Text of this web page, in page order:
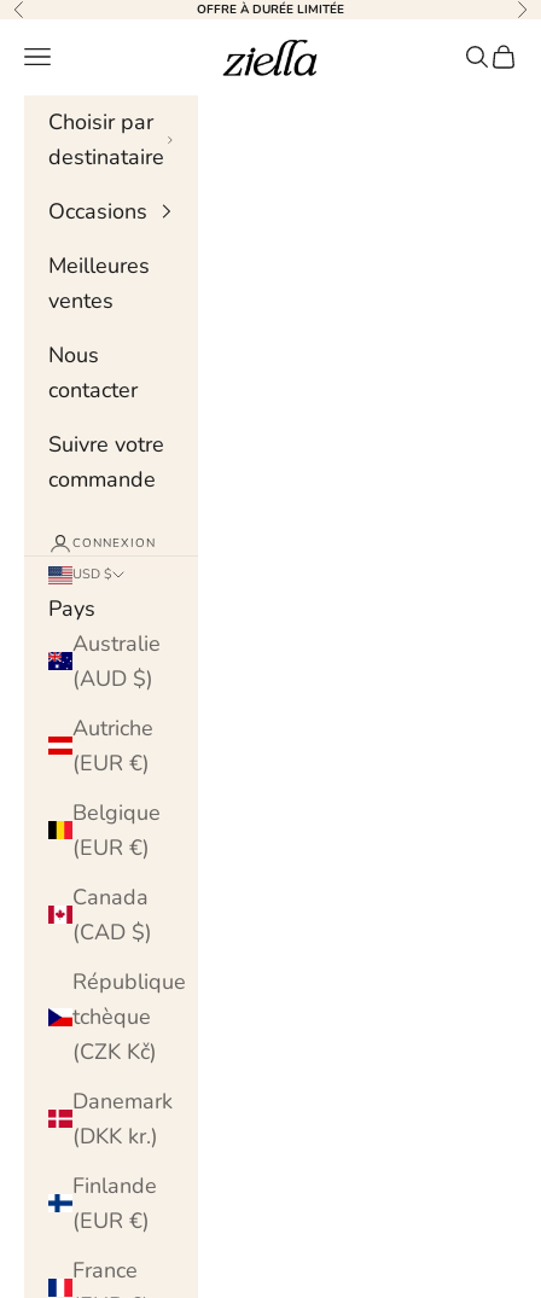
Skip to content
Précédent OFFRE À DURÉE LIMITÉE
Ziella
Menu de navigation
Choisir par
destinataire
Occasions
Meilleures
ventes
Nous
contacter
Suivre votre
commande
CONNEXION
USD $
Pays
Australie
(AUD $)
Autriche
(EUR €)
Belgique
(EUR €)
Canada
(CAD $)
République
tchèque
(CZK Kč)
Danemark
(DKK kr.)
Finlande
(EUR €)
France